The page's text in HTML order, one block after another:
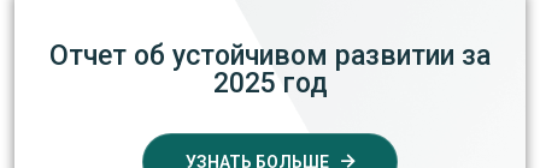
Отчет об устойчивом развитии за
2025 год
УЗНАТЬ БОЛЬШЕ